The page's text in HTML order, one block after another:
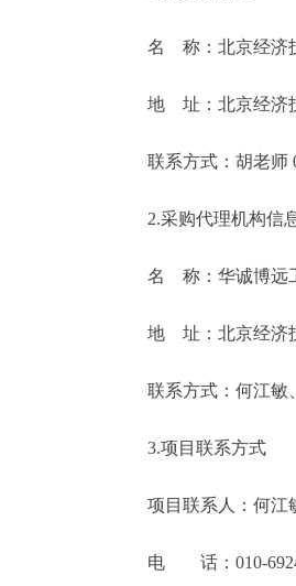
名 称：北京经济技
地 址：北京经济技
联系方式：胡老师
2.采购代理机构信
名 称：华诚博远工
地 址：北京经济技
联系方式：何江敏、
3.项目联系方式
项目联系人：何江
电 话：010-